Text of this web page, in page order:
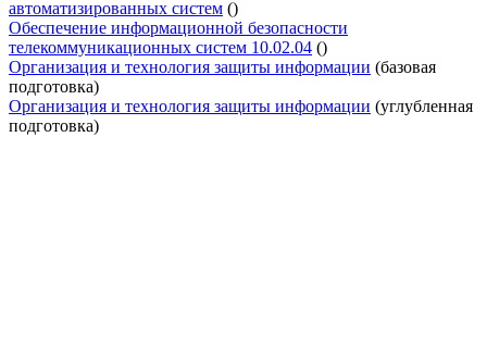
автоматизированных систем ()
Обеспечение информационной безопасности
телекоммуникационных систем 10.02.04 ()
Организация и технология защиты информации (базовая
подготовка)
Организация и технология защиты информации (углубленная
подготовка)